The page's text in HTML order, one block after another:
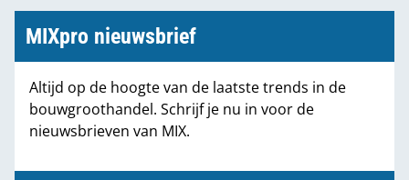
Marktcijfers
Partners
MIXpro nieuwsbrief
Altijd op de hoogte van de laatste trends in de
bouwgroothandel. Schrijf je nu in voor de
nieuwsbrieven van MIX.